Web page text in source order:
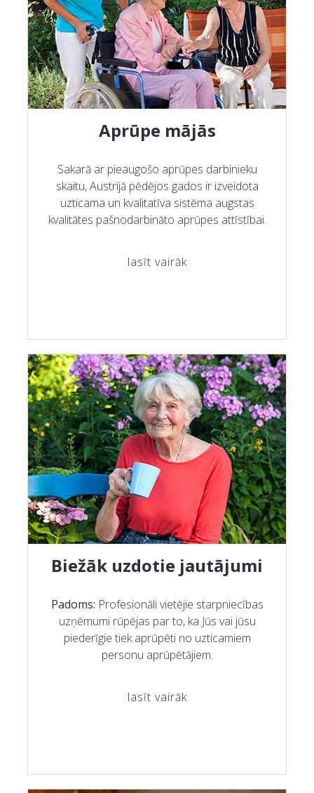
Aprūpe mājās
Sakarā ar pieaugošo aprūpes darbinieku
skaitu, Austrijā pēdējos gados ir izveidota
uzticama un kvalitatīva sistēma augstas
kvalitātes pašnodarbināto aprūpes attīstībai.
lasīt vairāk
Biežāk uzdotie jautājumi
Padoms: Profesionāli vietējie starpniecības
uzņēmumi rūpējas par to, ka Jūs vai jūsu
piederīgie tiek aprūpēti no uzticamiem
personu aprūpētājiem.
lasīt vairāk